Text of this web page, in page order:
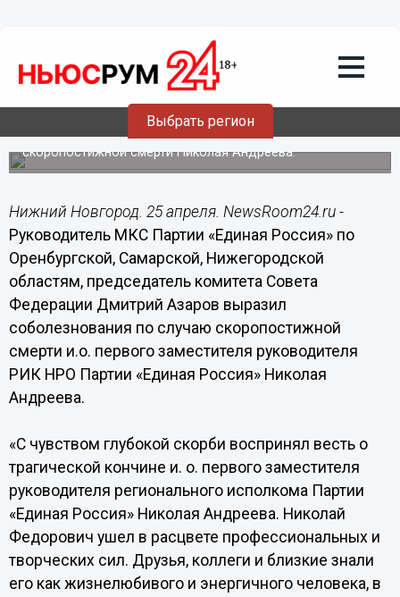
Выбрать регион
Дмитрий Азаров выражает
соболезнования
Руководитель МКС Партии «Единая Россия» по
Оренбургской, Самарской, Нижегородской областям
Дмитрий Азаров выразил соболезнования по случаю
скоропостижной смерти Николая Андреева.
Нижний Новгород. 25 апреля. NewsRoom24.ru -
Руководитель МКС Партии «Единая Россия» по
Оренбургской, Самарской, Нижегородской
областям, председатель комитета Совета
Федерации Дмитрий Азаров выразил
соболезнования по случаю скоропостижной
смерти и.о. первого заместителя руководителя
РИК НРО Партии «Единая Россия» Николая
Андреева.
«С чувством глубокой скорби воспринял весть о
трагической кончине и. о. первого заместителя
руководителя регионального исполкома Партии
«Единая Россия» Николая Андреева. Николай
Федорович ушел в расцвете профессиональных и
творческих сил. Друзья, коллеги и близкие знали
его как жизнелюбивого и энергичного человека, в